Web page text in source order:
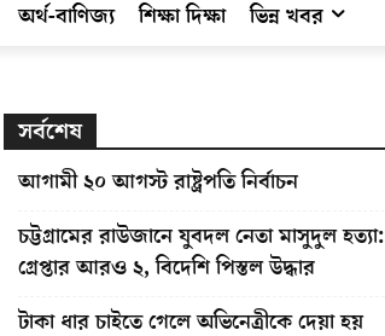
অর্থ-বাণিজ্য শিক্ষা দিক্ষা ভিন্ন খবর
সর্বশেষ
আগামী ২০ আগস্ট রাষ্ট্রপতি নির্বাচন
চট্টগ্রামের রাউজানে যুবদল নেতা মাসুদুল হত্যা:
গ্রেপ্তার আরও ২, বিদেশি পিস্তল উদ্ধার
টাকা ধার চাইতে গেলে অভিনেত্রীকে দেয়া হয়